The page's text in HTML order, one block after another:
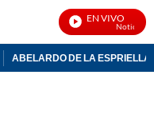
EN VIVO
Noticias
ABELARDO DE LA ESPRIELLA